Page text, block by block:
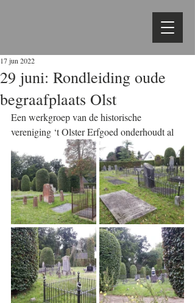
29 juni: Rondleiding oude
begraafplaats Olst
17 jun 2022
Een werkgroep van de historische
vereniging ‘t Olster Erfgoed onderhoudt al